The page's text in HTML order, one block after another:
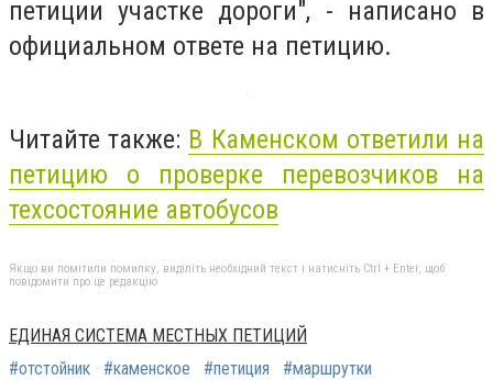
петиции участке дороги", - написано в
официальном ответе на петицию.
Читайте также: В Каменском ответили на
петицию о проверке перевозчиков на
техсостояние автобусов
Якщо ви помітили помилку, виділіть необхідний текст і натисніть Ctrl + Enter, щоб
повідомити про це редакцію
ЕДИНАЯ СИСТЕМА МЕСТНЫХ ПЕТИЦИЙ
#отстойник
#каменское #петиция #маршрутки